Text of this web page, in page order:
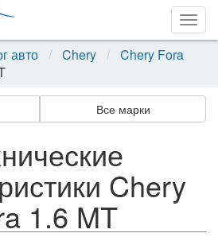
авто Chery
Chery Fora
Все марки
Chery
1.6 MT